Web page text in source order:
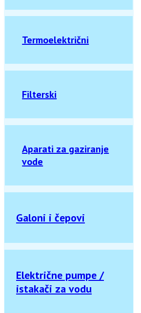
Termoelektrični
Filterski
Aparati za gaziranje
vode
Galoni i čepovi
Električne pumpe /
istakači za vodu